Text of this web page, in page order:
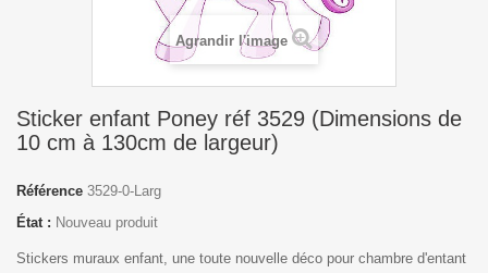
Agrandir l'image
Sticker enfant Poney réf 3529 (Dimensions de
10 cm à 130cm de largeur)
Référence 3529-0-Larg
État : Nouveau produit
Stickers muraux enfant, une toute nouvelle déco pour chambre d'entant